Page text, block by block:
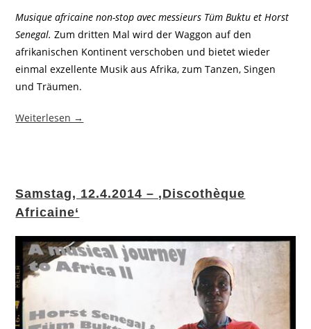
Musique africaine non-stop avec messieurs Tüm Buktu et Horst
Senegal. Zum dritten Mal wird der Waggon auf den
afrikanischen Kontinent verschoben und bietet wieder
einmal exzellente Musik aus Afrika, zum Tanzen, Singen
und Träumen.
Weiterlesen →
Samstag, 12.4.2014 – ‚Discothèque
Africaine‘